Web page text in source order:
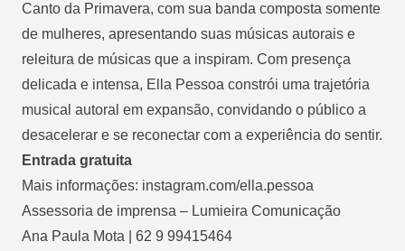
Canto da Primavera, com sua banda composta somente
de mulheres, apresentando suas músicas autorais e
releitura de músicas que a inspiram. Com presença
delicada e intensa, Ella Pessoa constrói uma trajetória
musical autoral em expansão, convidando o público a
desacelerar e se reconectar com a experiência do sentir.
Entrada gratuita
Mais informações: instagram.com/ella.pessoa
Assessoria de imprensa – Lumieira Comunicação
Ana Paula Mota | 62 9 99415464